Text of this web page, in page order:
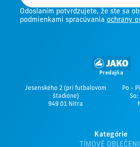
Odoslaním potvrdzujete, že ste sa
podmienkami spracúvania ochrany
Predajňa
Jesenského 2 (pri futbalovom
štadióne)
949 01 Nitra
Po -
So:
Kategórie
TÍMOVÉ